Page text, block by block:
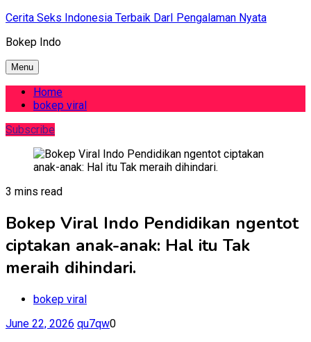
Skip
content
Cerita Seks Indonesia Terbaik DarI Pengalaman Nyata
Bokep Indo
Menu
Home
bokep viral
Subscribe
3 mins read
Bokep Viral Indo Pendidikan ngentot
ciptakan anak-anak: Hal itu Tak
meraih dihindari.
bokep viral
June 22, 2026 qu7qw0